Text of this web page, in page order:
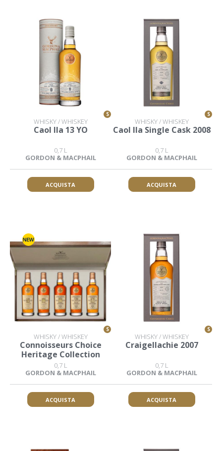
S
WHISKY / WHISKEY
Caol Ila 13 YO
0,7 L
GORDON & MACPHAIL
ACQUISTA
S
WHISKY / WHISKEY
Caol Ila Single Cask 2008
0,7 L
GORDON & MACPHAIL
ACQUISTA
S
WHISKY / WHISKEY
Connoisseurs Choice
Heritage Collection
0,7 L
GORDON & MACPHAIL
ACQUISTA
S
WHISKY / WHISKEY
Craigellachie 2007
0,7 L
GORDON & MACPHAIL
ACQUISTA